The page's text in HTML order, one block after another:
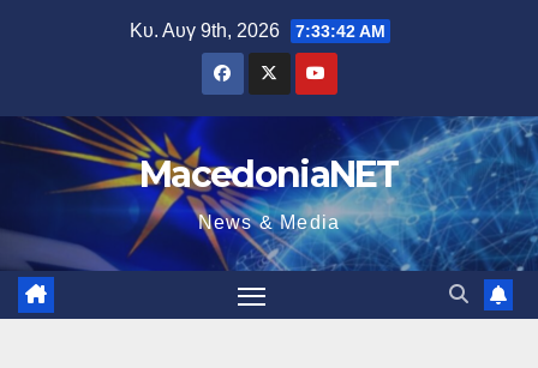
Κυ. Αυγ 9th, 2026 7:33:43 AM
MacedoniaNET
News & Media